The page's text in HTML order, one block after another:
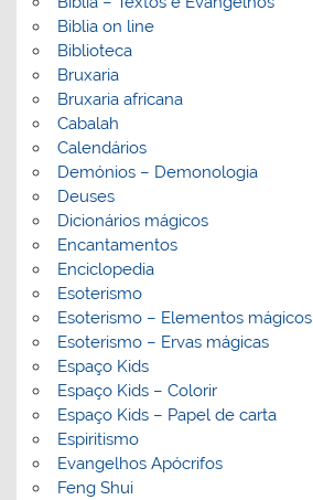
Biblia on line
Biblioteca
Bruxaria
Bruxaria africana
Cabalah
Calendários
Demónios – Demonologia
Deuses
Dicionários mágicos
Encantamentos
Enciclopedia
Esoterismo
Esoterismo – Elementos mágicos
Esoterismo – Ervas mágicas
Espaço Kids
Espaço Kids – Colorir
Espaço Kids – Papel de carta
Espiritismo
Evangelhos Apócrifos
Feng Shui